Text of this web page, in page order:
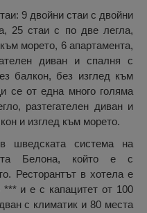
9 двойни стаи с двойни
25 стаи с по две легла,
морето, 6 апартамента,
диван и спалня с
балкон, без изглед към
се от една много голяма
разтегателен диван и
и изглед към морето.
шведската система на
Белона, който е с
Ресторантът в хотела е
и е с капацитет от 100
с климатик и 80 места